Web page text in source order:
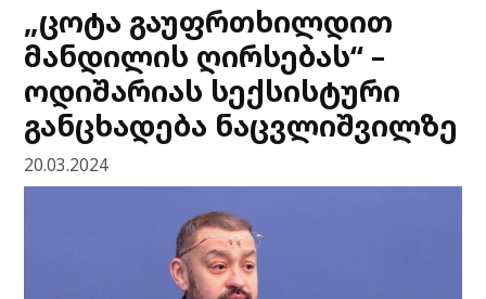
„ცოტა გაუფრთხილდით
მანდილის ღირსებას“ –
ოდიშარიას სექსისტური
განცხადება ნაცვლიშვილზე
20.03.2024